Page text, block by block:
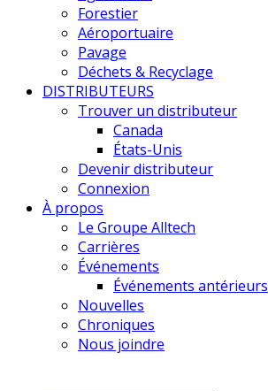
Forestier
Aéroportuaire
Pavage
Déchets & Recyclage
DISTRIBUTEURS
Trouver un distributeur
Canada
États-Unis
Devenir distributeur
Connexion
À propos
Le Groupe Alltech
Carrières
Événements
Événements antérieurs
Nouvelles
Chroniques
Nous joindre